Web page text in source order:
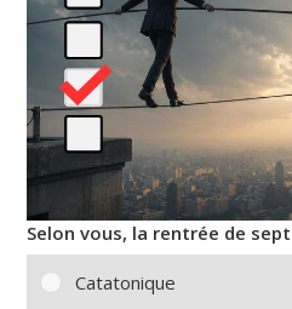
Selon vous, la rentrée de
Catatonique